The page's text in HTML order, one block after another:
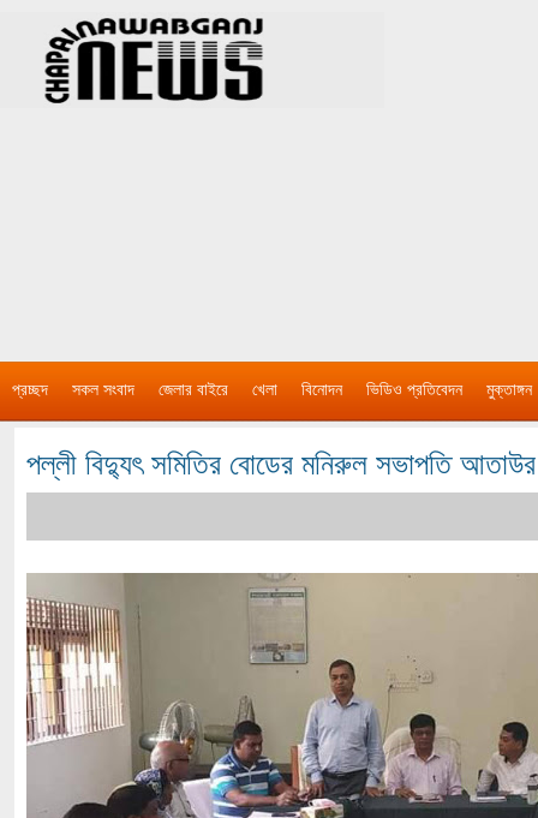
প্রচ্ছদ সকল সংবাদ জেলার বাইরে খেলা বিনোদন ভিডিও প্রতিবেদন মুক্তাঙ্গন
পল্লী বিদ্যুৎ সমিতির বোডের মনিরুল সভাপতি আতাউর